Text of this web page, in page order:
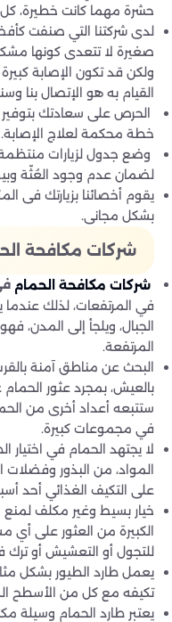
حشرة مهما كانت خطيرة، كل
لدى شركتنا التي صنفت
صغيرة لا تتعدى كونها
ولكن قد تكون الإصابة
القيام به هو الإتصال بنا
الحرص على سعادتك
خطة محكمة لعلاج الإصابة.
وضع جدول لزيارات منتظمة
لضمان عدم وجود العُثّة
يقوم أخصائنا بزيارتك فى
بشكل مجانى.
شركات مكافحة
شركات مكافحة الحمام
في المرتفعات، لذلك عندما
الجبال، ويلجأ إلى المدن،
المرتفعة.
البحث عن مناطق آمنة
بالعيش، بمجرد عثور الحمام
ستتبعه أعداد أخرى من
في مجموعات كبيرة.
لا يجتهد الحمام في
المواد، من البذور وفضلات
على التكيف الغذائي أحد
خيار بسيط وغير مكلف لمنع
الكبيرة من العثور على
للتجول أو التعشيش أو ترك
يعمل طارد الطيور بشكل
تكيفه مع كل من الأسطح
يعتبر طارد الحمام وسيلة